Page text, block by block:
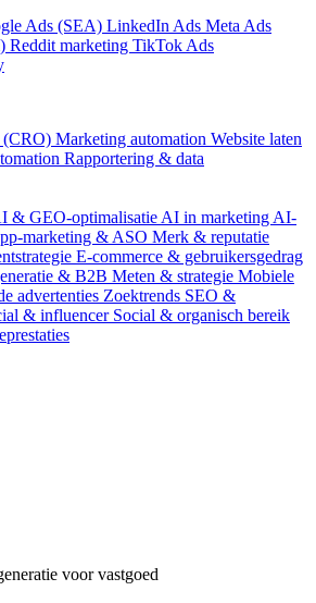
Ads (SEA) LinkedIn Ads Meta Ads
Reddit marketing TikTok Ads
(CRO) Marketing automation Website laten
Rapportering & data
& GEO-optimalisatie AI in marketing AI-
marketing & ASO Merk & reputatie
E-commerce & gebruikersgedrag
& B2B Meten & strategie Mobiele
advertenties Zoektrends SEO &
& influencer Social & organisch bereik
voor vastgoed